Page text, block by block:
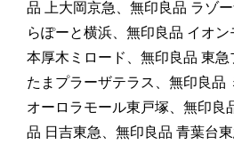
品 上大岡京急、無印良品 ラゾ
らぽーと横浜、無印良品 イオ
本厚木ミロード、無印良品 東
たまプラーザテラス、無印良品
オーロラモール東戸塚、無印良
品 日吉東急、無印良品 青葉台